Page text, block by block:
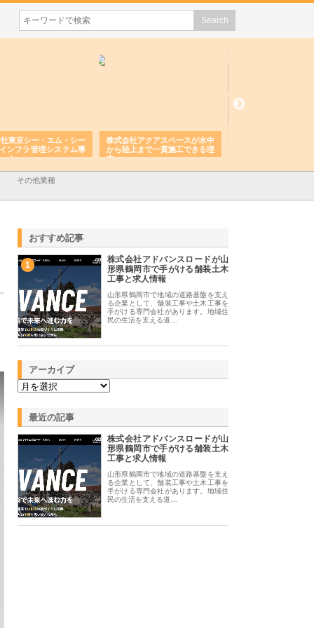
社アクアスペースが水中
上まで一貫施工できる理
株式会社地盤調査事務所が選ば
れ続ける理由と建設コンサルの
強み
その他業種
おすすめ記事
1
株式会社アドバンスロードが山
形県鶴岡市で手がける舗装土木
工事と求人情報
山形県鶴岡市で地域の道路基盤を支え
る企業として、舗装工事や土木工事を
手がける専門会社があります。地域住
民の生活を支える道…
アーカイブ
最近の記事
株式会社アドバンスロードが山
形県鶴岡市で手がける舗装土木
工事と求人情報
山形県鶴岡市で地域の道路基盤を支え
る企業として、舗装工事や土木工事を
手がける専門会社があります。地域住
民の生活を支える道…